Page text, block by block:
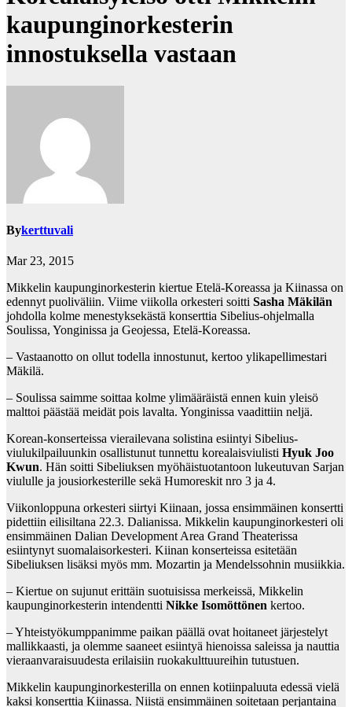
kaupunginorkesterin
innostuksella vastaan
Bykerttuvali
Mar 23, 2015
Mikkelin kaupunginorkesterin kiertue Etelä-Koreassa ja Kiinassa on
edennyt puoliväliin. Viime viikolla orkesteri soitti Sasha Mäkilän
johdolla kolme menestyksekästä konserttia Sibelius-ohjelmalla
Soulissa, Yonginissa ja Geojessa, Etelä-Koreassa.
– Vastaanotto on ollut todella innostunut, kertoo ylikapellimestari
Mäkilä.
– Soulissa saimme soittaa kolme ylimääräistä ennen kuin yleisö
malttoi päästää meidät pois lavalta. Yonginissa vaadittiin neljä.
Korean-konserteissa vierailevana solistina esiintyi Sibelius-
viulukilpailuunkin osallistunut tunnettu korealaisviulisti Hyuk Joo
Kwun. Hän soitti Sibeliuksen myöhäistuotantoon lukeutuvan Sarjan
viululle ja jousiorkesterille sekä Humoreskit nro 3 ja 4.
Viikonloppuna orkesteri siirtyi Kiinaan, jossa ensimmäinen konsertti
pidettiin eilisiltana 22.3. Dalianissa. Mikkelin kaupunginorkesteri oli
ensimmäinen Dalian Development Area Grand Theaterissa
esiintynyt suomalaisorkesteri. Kiinan konserteissa esitetään
Sibeliuksen lisäksi myös mm. Mozartin ja Mendelssohnin musiikkia.
– Kiertue on sujunut erittäin suotuisissa merkeissä, Mikkelin
kaupunginorkesterin intendentti Nikke Isomöttönen kertoo.
– Yhteistyökumppanimme paikan päällä ovat hoitaneet järjestelyt
mallikkaasti, ja olemme saaneet esiintyä hienoissa saleissa ja nauttia
vieraanvaraisuudesta erilaisiin ruokakulttuureihin tutustuen.
Mikkelin kaupunginorkesterilla on ennen kotiinpaluuta edessä vielä
kaksi konserttia Kiinassa. Niistä ensimmäinen soitetaan perjantaina